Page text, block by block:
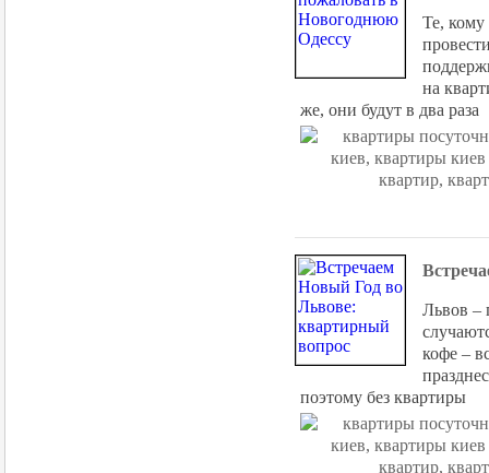
Те, кому
на
же, они будут в два раза
Львов –
кофе –
поэтому без квартиры